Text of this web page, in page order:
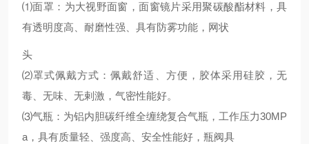
⑴面罩：为大视野面窗，面窗镜片采用聚碳酸酯材料，具
有透明度高、耐磨性强、具有防雾功能，网状
头
⑵罩式佩戴方式：佩戴舒适、方便，胶体采用硅胶，无
毒、无味、无剌激，气密性能好。
⑶气瓶：为铝内胆碳纤维全缠绕复合气瓶，工作压力30MP
a，具有质量轻、强度高、安全性能好，瓶阀具